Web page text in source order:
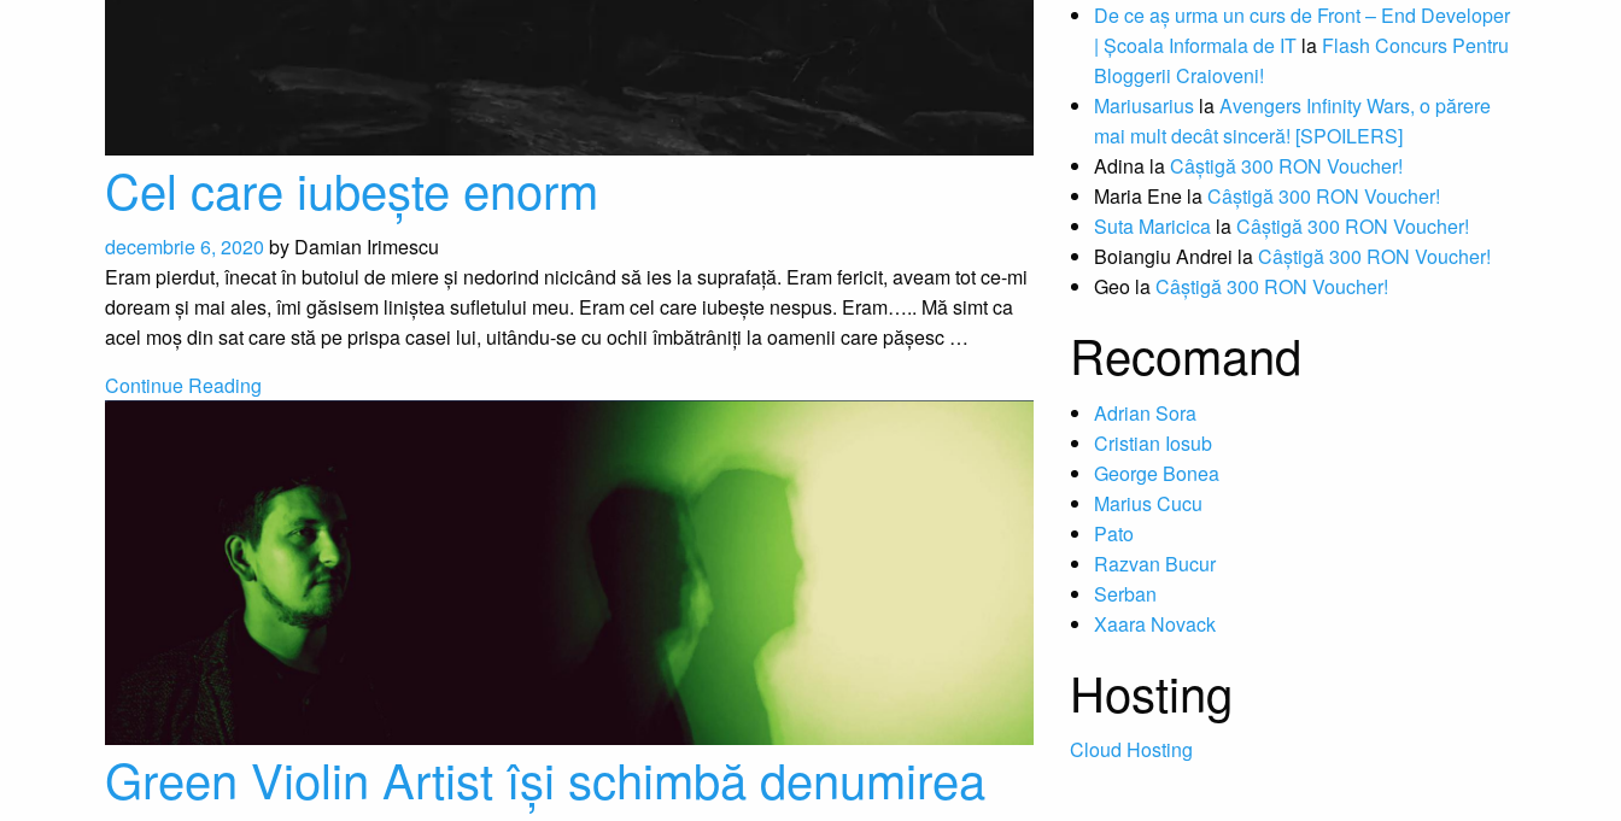
Cel care iubește enorm
decembrie 6, 2020 by Damian Irimescu
Eram pierdut, înecat în butoiul de miere și nedorind nicicând să ies la suprafață. Eram fericit, aveam tot ce-mi
doream și mai ales, îmi găsisem liniștea sufletului meu. Eram cel care iubește nespus. Eram….. Mă simt ca
acel moș din sat care stă pe prispa casei lui, uitându-se cu ochii îmbătrâniți la oamenii care pășesc …
Continue Reading
Green Violin Artist își schimbă denumirea
De ce aș urma un curs de Front – End Developer
| Școala Informala de IT la Flash Concurs Pentru
Bloggerii Craioveni!
Mariusarius laAvengers Infinity Wars, o părere
mai mult decât sinceră! [SPOILERS]
Adina laCâștigă 300 RON Voucher!
Maria Ene laCâștigă 300 RON Voucher!
Suta Maricica laCâștigă 300 RON Voucher!
Boiangiu Andrei laCâștigă 300 RON Voucher!
Geo laCâștigă 300 RON Voucher!
Recomand
Adrian Sora
Cristian Iosub
George Bonea
Marius Cucu
Pato
Razvan Bucur
Serban
Xaara Novack
Hosting
Cloud Hosting